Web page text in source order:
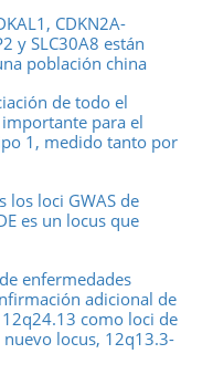
CDKN2A-
y SLC30A8 están
población china
de todo el
para el
1, medido tanto por
los loci GWAS de
es un locus que
enfermedades
adicional de
como loci de
locus, 12q13.3-